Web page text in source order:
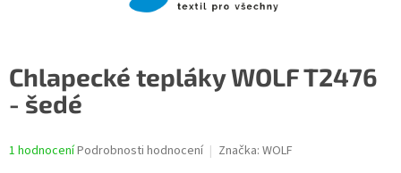
Chlapecké tepláky WOLF T2476
- šedé
Průměrné
1 hodnoceníPodrobnosti hodnocení Značka: WOLF